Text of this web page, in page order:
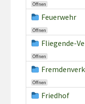
Öffnen
Feuerwehr
Öffnen
Fliegende-
Öffnen
Öffnen
Friedhof